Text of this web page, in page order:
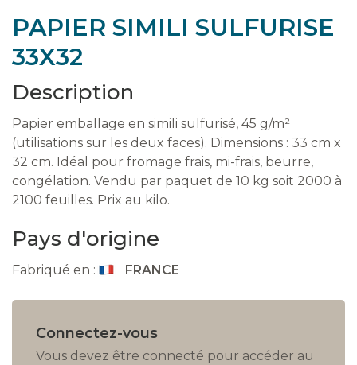
PAPIER SIMILI SULFURISE
33X32
Description
Papier emballage en simili sulfurisé, 45 g/m²
(utilisations sur les deux faces). Dimensions : 33 cm x
32 cm. Idéal pour fromage frais, mi-frais, beurre,
congélation. Vendu par paquet de 10 kg soit 2000 à
2100 feuilles. Prix au kilo.
Pays d'origine
Fabriqué en : FRANCE
Connectez-vous
Vous devez être connecté pour accéder au